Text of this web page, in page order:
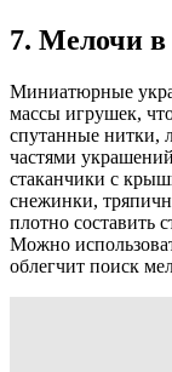
7. Мелочи в
Миниатюрные
массы игрушек,
спутанные нитки,
частями
стаканчики с
снежинки,
плотно составить
Можно
облегчит поиск